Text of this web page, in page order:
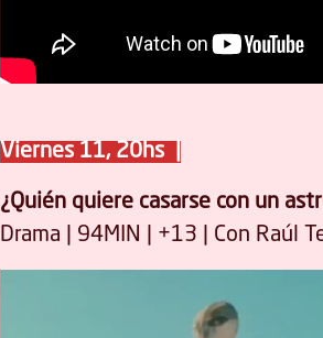
Viernes 11, 20hs |
¿Quién quiere casarse con un
Drama | 94MIN | +13 | Con Raúl